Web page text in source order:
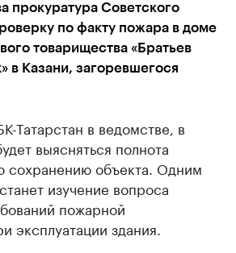
прокуратура Советского
по факту пожара в доме
товарищества «Братьев
в Казани, загоревшегося
Татарстан в ведомстве, в
выясняться полнота
сохранению объекта. Одним
изучение вопроса
пожарной
эксплуатации здания.